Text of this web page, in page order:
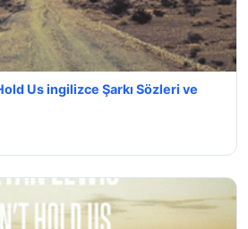
Us ingilizce Şarkı Sözleri ve